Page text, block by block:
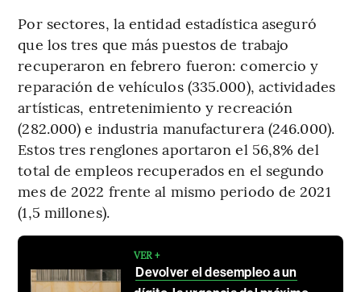
Por sectores, la entidad estadística aseguró
que los tres que más puestos de trabajo
recuperaron en febrero fueron: comercio y
reparación de vehículos (335.000), actividades
artísticas, entretenimiento y recreación
(282.000) e industria manufacturera (246.000).
Estos tres renglones aportaron el 56,8% del
total de empleos recuperados en el segundo
mes de 2022 frente al mismo periodo de 2021
(1,5 millones).
VER +
Devolver el desempleo a un